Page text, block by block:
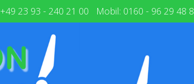
+49 23 93 - 240 21 00 Mobil: 0160 - 96 29 48